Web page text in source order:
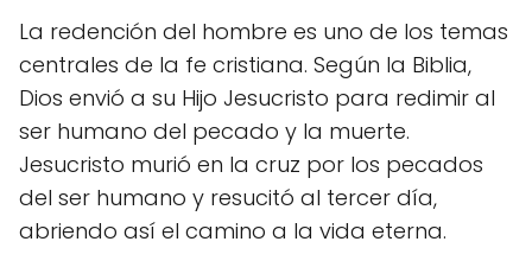
La redención del hombre es uno de los temas
centrales de la fe cristiana. Según la Biblia,
Dios envió a su Hijo Jesucristo para redimir al
ser humano del pecado y la muerte.
Jesucristo murió en la cruz por los pecados
del ser humano y resucitó al tercer día,
abriendo así el camino a la vida eterna.